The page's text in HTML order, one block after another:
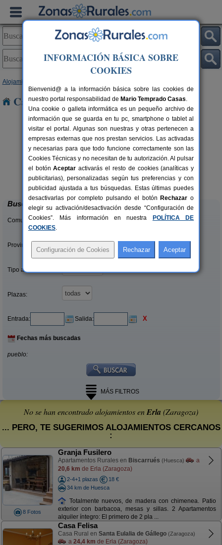
Alojamientos
Casas Rurales cerca de Erla
6+4 pers.
desde35 €
Casa Rural Cuenta La Leyenda
Bulbuente (Zaragoza)
Buscar
Comunidades:
Provincias/Islas:
Tipo alquiler:
Plazas:
Entrada: Salida: X
Fechas más buscadas
pueblo:
MÁS FILTROS
No se han encontrado alojamientos enErla (Zaragoza)
... PERO, TE SUGERIMOS ALOJAMIENTOS CERCANOS
:
8 Fotos
Granja Fusilero
Apartamentos Rurales en Biscarrués (Huesca)
a
20,6 km de Erla (Zaragoza)
2-4+1 plazas
18 €
34 km de Huesca
Totalmente nuevos, de madera con chimenea. Patio
exterior con barbacoa, mesas y sillas. 2 Apartamentos
alquiler íntegro: El primero de 2 pla ...
Casa Felisa
Casa Rural en Santa Eulalia de Gállego (Zaragoza)
a 24,4 km de Erla (Zaragoza)
INFORMACIÓN BÁSICA SOBRE
COOKIES
Bienvenid@ a la información básica sobre las cookies de
nuestro portal responsabilidad de Mario Temprado Casas.
Una cookie o galleta informática es un pequeño archivo de
información que se guarda en tu pc, smartphone o tablet al
visitar el portal. Algunas son nuestras y otras pertenecen a
empresas externas que nos prestan servicios. Las activadas
y necesarias para que todo funcione correctamente son las
Cookies Técnicas y no necesitan de tu autorización. Al pulsar
el botónAceptar activarás el resto de cookies (analíticas y
publicitarias), personalizadas según tus preferencias y con
publicidad ajustada a tus búsquedas. Estas últimas puedes
desactivarlas por completo pulsando el botón Rechazar o
elegir su activación/desactivación desde “Configuración de
Cookies”. Más información en nuestra
POLÍTICA DE
COOKIES.